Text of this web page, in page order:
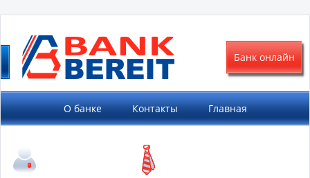
Банк онлайн
О банке Контакты Главная